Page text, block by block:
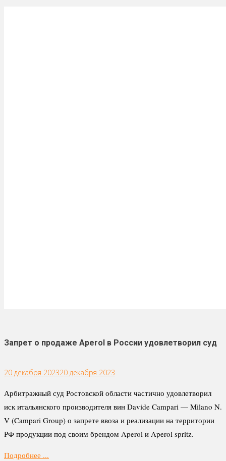
Запрет о продаже Aperol в России удовлетворил суд
20 декабря 202320 декабря 2023
Арбитражный суд Ростовской области частично удовлетворил
иск итальянского производителя вин Davide Campari — Milano N.
V (Campari Group) о запрете ввоза и реализации на территории
РФ продукции под своим брендом Aperol и Aperol spritz.
Подробнее ...